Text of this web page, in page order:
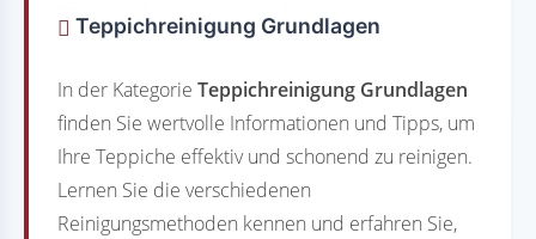
Teppichreinigung Grundlagen
In der Kategorie Teppichreinigung Grundlagen
finden Sie wertvolle Informationen und Tipps, um
Ihre Teppiche effektiv und schonend zu reinigen.
Lernen Sie die verschiedenen
Reinigungsmethoden kennen und erfahren Sie,